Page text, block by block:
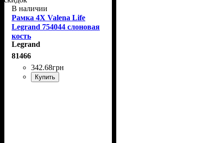
В наличии
Рамка 4Х Valena Life
Legrand 754044 слоновая
кость
Legrand
81466
342.68грн
Купить